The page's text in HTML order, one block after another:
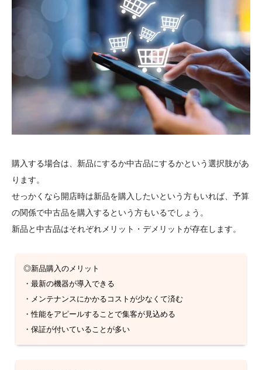
購入する場合は、新品にするか中古品にするかという選択肢があ
ります。
せっかくなら開店時は新品を購入したいという方もいれば、予算
の関係で中古品を購入するという方もいるでしょう。
新品と中古品はそれぞれメリット・デメリットが存在します。
◎新品購入のメリット
・最新の機器が導入できる
・メンテナンスにかかるコストが少なくて済む
・性能をアピールすることで集客が見込める
・保証が付いていることが多い